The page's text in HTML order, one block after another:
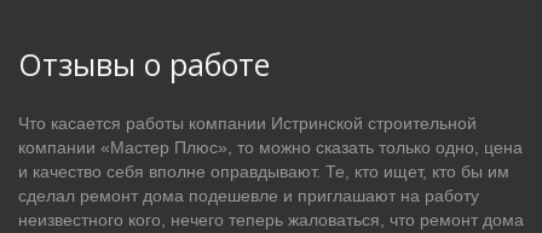
Отзывы о работе
Что касается работы компании Истринской строительной
компании «Мастер Плюс», то можно сказать только одно, цена
и качество себя вполне оправдывают. Те, кто ищет, кто бы им
сделал ремонт дома подешевле и приглашают на работу
неизвестного кого, нечего теперь жаловаться, что ремонт дома